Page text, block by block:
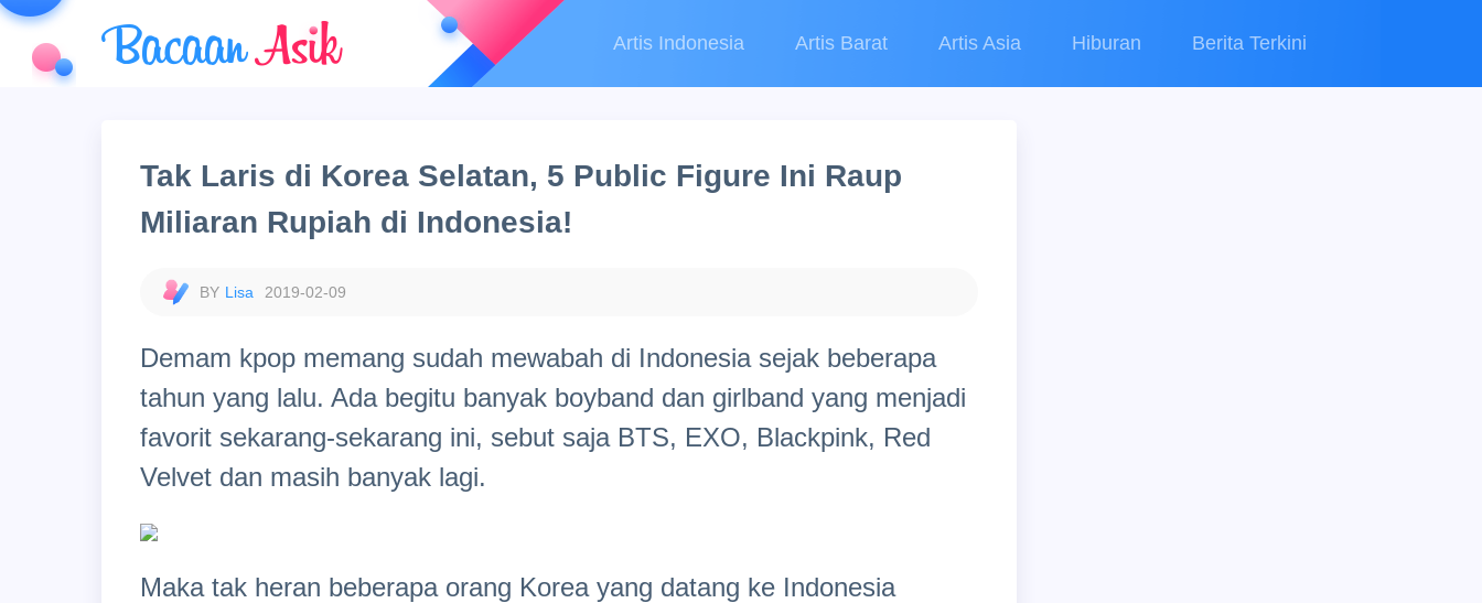
Artis Indonesia Artis Barat Artis Asia Hiburan Berita Terkini
Tak Laris di Korea Selatan, 5 Public Figure Ini Raup
Miliaran Rupiah di Indonesia!
Lisa 2019-02-09
Demam kpop memang sudah mewabah di Indonesia sejak beberapa
tahun yang lalu. Ada begitu banyak boyband dan girlband yang menjadi
favorit sekarang-sekarang ini, sebut saja BTS, EXO, Blackpink, Red
Velvet dan masih banyak lagi.
Maka tak heran beberapa orang Korea yang datang ke Indonesia